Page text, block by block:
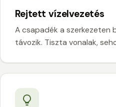
Rejtett vízelvezetés
A csapadék a szerkezeten
távozik. Tiszta vonalak,